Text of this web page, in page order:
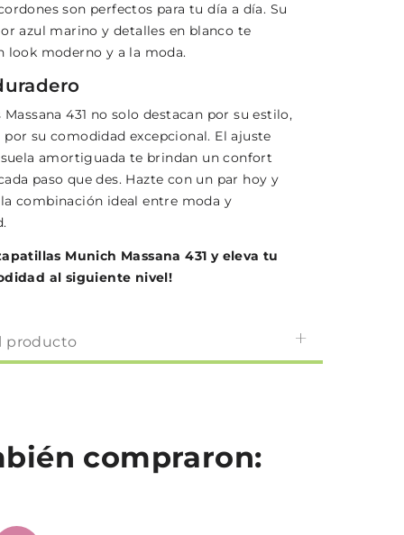
son perfectos para tu día a día. Su
azul marino y detalles en blanco te
look moderno y a la moda.
Massana 431 no solo destacan por su estilo,
su comodidad excepcional. El ajuste
amortiguada te brindan un confort
paso que des. Hazte con un par hoy y
combinación ideal entre moda y
Munich Massana 431 y eleva tu
al siguiente nivel!
producto
compraron: